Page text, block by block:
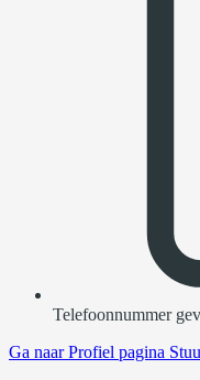
Telefoonnummer
Ga naarProfiel pagina